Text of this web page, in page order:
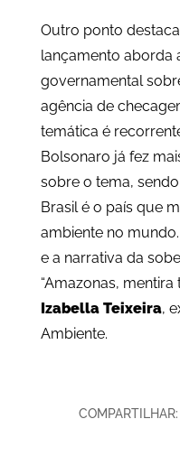
Outro ponto
lançamento aborda
governamental
agência de
temática é
Bolsonaro já fez
sobre o tema,
Brasil é o país que
ambiente no
e a narrativa da
“Amazonas, mentira
Izabella Teixeira,
Ambiente.
COMPARTILHAR: